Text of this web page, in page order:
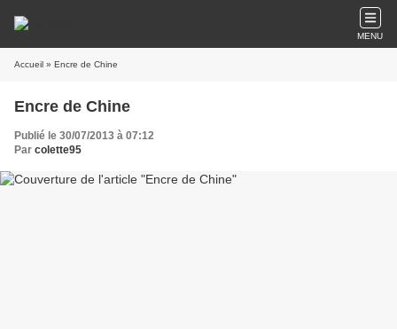
MENU
Accueil » Encre de Chine
Encre de Chine
Publié le 30/07/2013 à 07:12
Par colette95